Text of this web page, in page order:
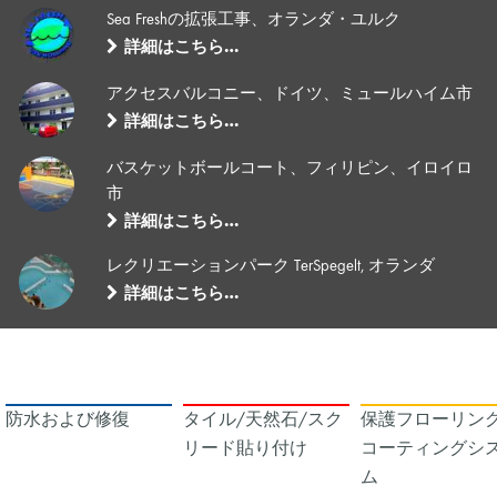
Sea Freshの拡張工事、オランダ・ユルク
詳細はこちら…
アクセスバルコニー、ドイツ、ミュールハイム市
詳細はこちら…
バスケットボールコート、フィリピン、イロイロ
市
詳細はこちら…
レクリエーションパーク TerSpegelt, オランダ
詳細はこちら…
防水および修復
タイル/天然石/スク
リード貼り付け
保護フローリン
コーティングシ
ム